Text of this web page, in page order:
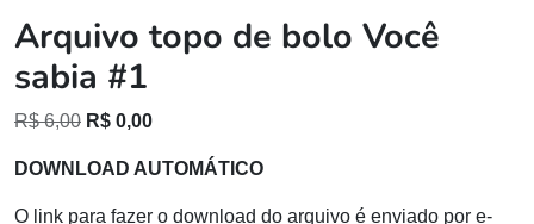
Arquivo topo de bolo Você
sabia #1
R$6,00 O
original
era:
R$ 0,00O
atual
DOWNLOAD AUTOMÁTICO
O link para fazer o download do arquivo é enviado por e-